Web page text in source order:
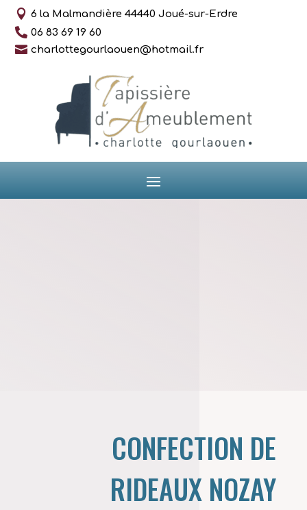
 6 la Malmandière 44440 Joué-sur-Erdre
 06 83 69 19 60
 charlottegourlaouen@hotmail.fr
CONFECTION DE
RIDEAUX NOZAY